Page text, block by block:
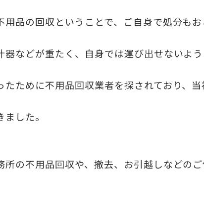
用品の回収ということで、ご自身で処分も
器などが重たく、自身では運び出せないよ
たために不用品回収業者を探されており、
した。
所の不用品回収や、撤去、お引越しなどの